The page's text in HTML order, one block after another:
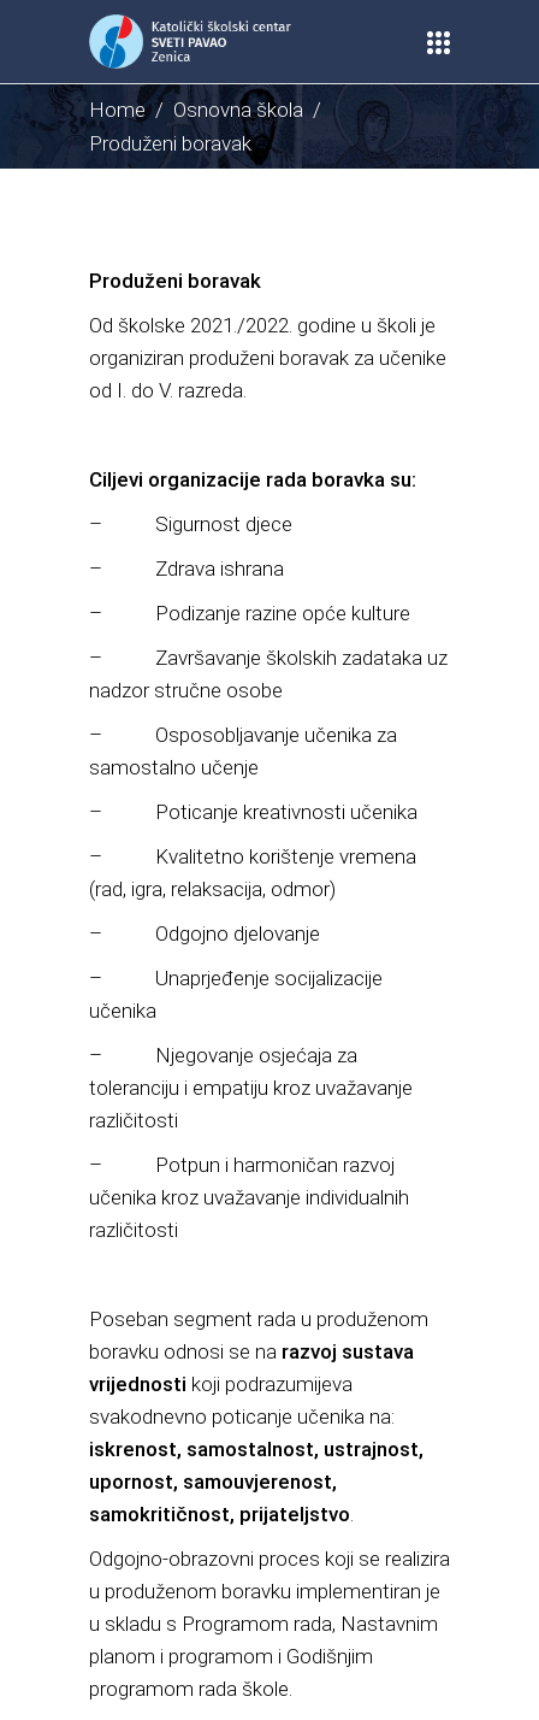
Home/Osnovna škola /
Produženi boravak
Produženi boravak
Od školske 2021./2022. godine u školi je
organiziran produženi boravak za učenike
od I. do V. razreda.
Ciljevi organizacije rada boravka su:
– Sigurnost djece
– Zdrava ishrana
– Podizanje razine opće kulture
– Završavanje školskih zadataka uz
nadzor stručne osobe
– Osposobljavanje učenika za
samostalno učenje
– Poticanje kreativnosti učenika
– Kvalitetno korištenje vremena
(rad, igra, relaksacija, odmor)
– Odgojno djelovanje
– Unaprjeđenje socijalizacije
učenika
– Njegovanje osjećaja za
toleranciju i empatiju kroz uvažavanje
različitosti
– Potpun i harmoničan razvoj
učenika kroz uvažavanje individualnih
različitosti
Poseban segment rada u produženom
boravku odnosi se na razvoj sustava
vrijednosti koji podrazumijeva
svakodnevno poticanje učenika na:
iskrenost, samostalnost, ustrajnost,
upornost, samouvjerenost,
samokritičnost, prijateljstvo.
Odgojno-obrazovni proces koji se realizira
u produženom boravku implementiran je
u skladu s Programom rada, Nastavnim
planom i programom i Godišnjim
programom rada škole.